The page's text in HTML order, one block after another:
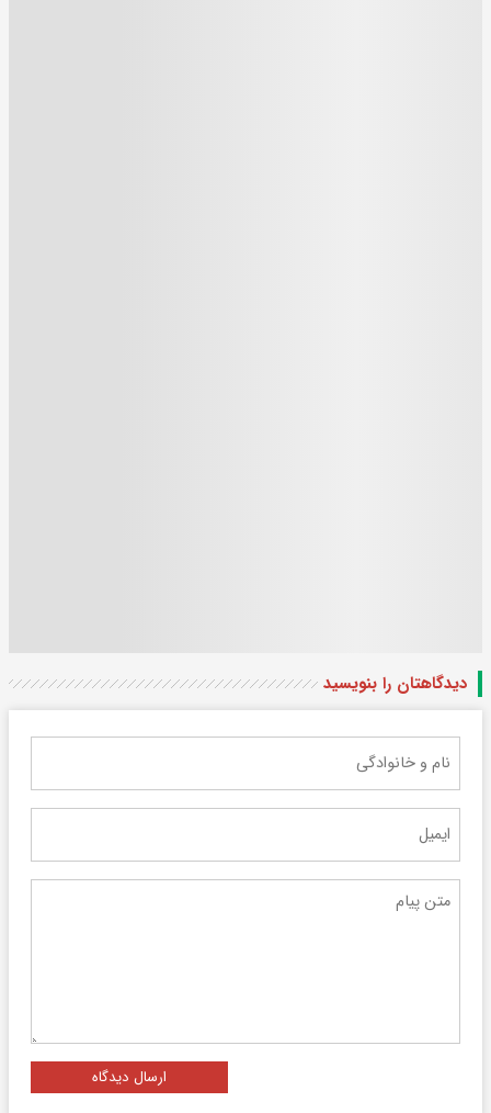
دیدگاهتان را بنویسید
ارسال دیدگاه